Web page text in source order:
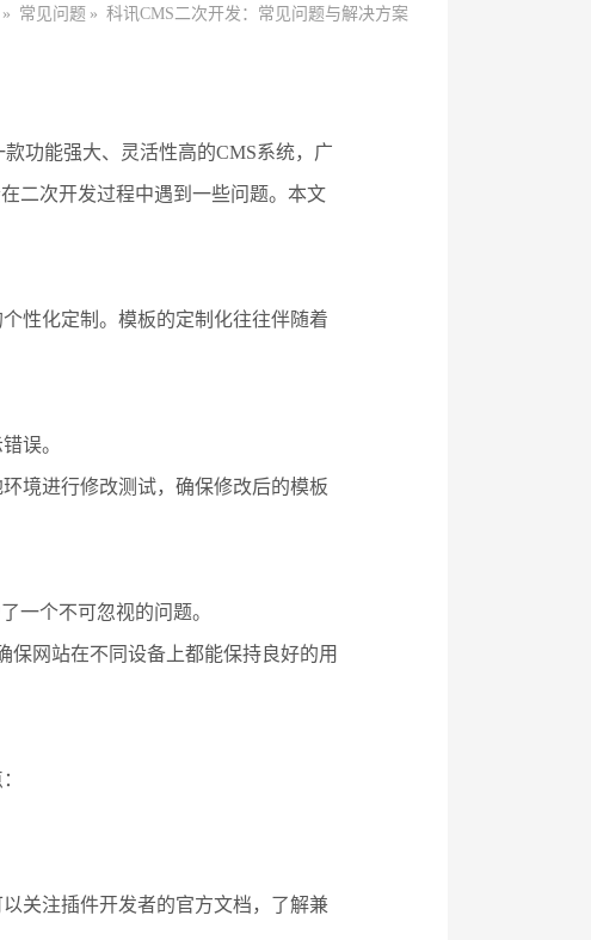
» 常见问题 » 科讯CMS二次开发：常见问题与解决方案
功能强大、灵活性高的CMS系统，广
二次开发过程中遇到一些问题。本文
性化定制。模板的定制化往往伴随着
误。
境进行修改测试，确保修改后的模板
一个不可忽视的问题。
保网站在不同设备上都能保持良好的用
关注插件开发者的官方文档，了解兼